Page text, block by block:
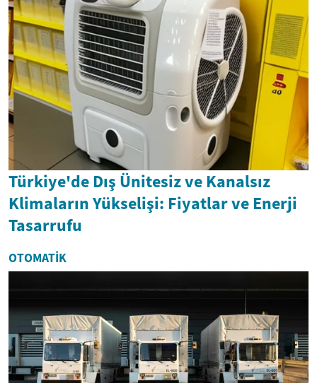
Türkiye'de Dış Ünitesiz ve Kanalsız
Klimaların Yükselişi: Fiyatlar ve Enerji
Tasarrufu
OTOMATIK